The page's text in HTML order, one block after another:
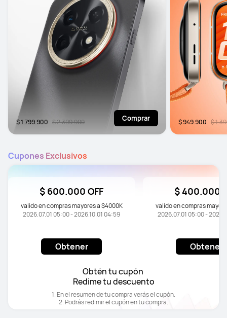
$ 1.799.900 $ 2.399.900 Comprar $ 949.900 $
Cupones Exclusivos
$ 600.000 OFF
valido en compras mayores a $4000K
2026.07.01 05:00 - 2026.10.01 04:59
Obtener
$ 400.000
valido en compras
2026.07.01 05:00 -
Obtener
Obtén tu cupón
Redime tu descuento
1. En el resumen de tu compra verás el cupón.
2. Podrás redimir el cupón en tu compra.